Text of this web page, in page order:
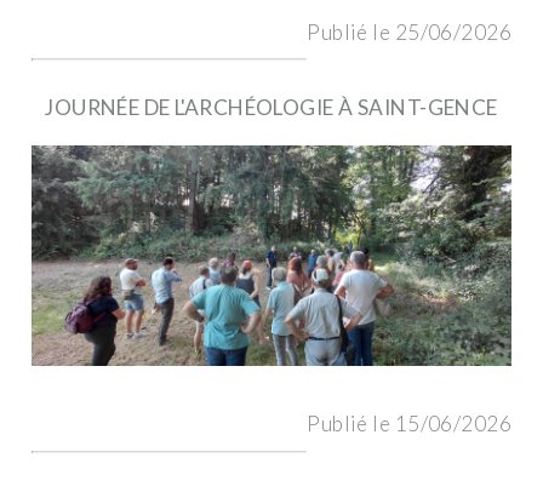
Publié le 25/06/2026
JOURNÉE DE L'ARCHÉOLOGIE À SAINT-GENCE
Publié le 15/06/2026